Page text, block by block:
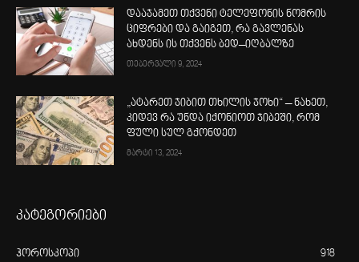
დააჯამეთ თქვენი ტელეფონის ნომრის
ციფრები და გაიგეთ, რა გავლენას
ახდენს ის თქვენს ბედ–იღბალზე
თებერვალი 9, 2024
„ატარეთ ჯიბით თხილის ჯოხი“ – ნახეთ,
კიდევ რა უნდა იქონიოთ ჯიბეში, რომ
ფული სულ გქონდეთ
მარტი 13, 2024
კატეგორიები
ჰოროსკოპი 918